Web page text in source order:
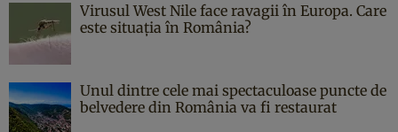
Virusul West Nile face ravagii în Europa. Care
este situația în România?
Unul dintre cele mai spectaculoase puncte de
belvedere din România va fi restaurat